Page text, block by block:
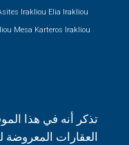
Irakliou Elia Irakliou
Mesa Karteros Irakliou
تذكر أنه في هذا
العقارات المعروضة